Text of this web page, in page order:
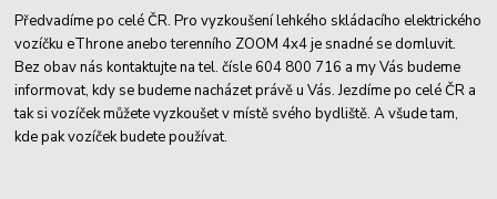
Předvadíme po celé ČR. Pro vyzkoušení lehkého skládacího elektrického
vozíčku eThrone anebo terenního ZOOM 4x4 je snadné se domluvit.
Bez obav nás kontaktujte na tel. čísle 604 800 716 a my Vás budeme
informovat, kdy se budeme nacházet právě u Vás. Jezdíme po celé ČR a
tak si vozíček můžete vyzkoušet v místě svého bydliště. A všude tam,
kde pak vozíček budete používat.